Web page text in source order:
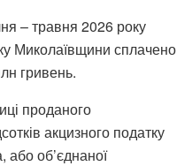
– травня 2026 року
Миколаївщини сплачено
гривень.
проданого
акцизного податку
або об’єднаної